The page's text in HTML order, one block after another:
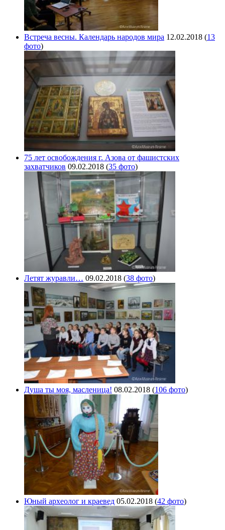
Встреча весны. Календарь народов мира 12.02.2018 (13
фото)
75 лет освобождения г. Азова от фашистских
захватчиков 09.02.2018 (35 фото)
Летят журавли… 09.02.2018 (38 фото)
Душа ты моя, масленица! 08.02.2018 (106 фото)
Юный археолог и краевед 05.02.2018 (42 фото)